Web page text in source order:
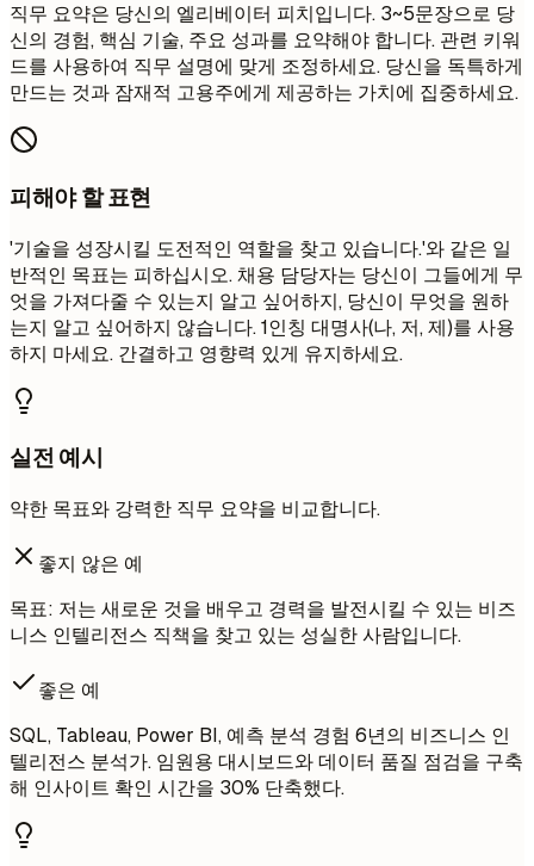
직무 요약은 당신의 엘리베이터 피치입니다. 3~5문장으로 당
신의 경험, 핵심 기술, 주요 성과를 요약해야 합니다. 관련 키워
드를 사용하여 직무 설명에 맞게 조정하세요. 당신을 독특하게
만드는 것과 잠재적 고용주에게 제공하는 가치에 집중하세요.
피해야 할 표현
'기술을 성장시킬 도전적인 역할을 찾고 있습니다.'와 같은 일
반적인 목표는 피하십시오. 채용 담당자는 당신이 그들에게 무
엇을 가져다줄 수 있는지 알고 싶어하지, 당신이 무엇을 원하
는지 알고 싶어하지 않습니다. 1인칭 대명사(나, 저, 제)를 사용
하지 마세요. 간결하고 영향력 있게 유지하세요.
실전 예시
약한 목표와 강력한 직무 요약을 비교합니다.
좋지 않은 예
목표: 저는 새로운 것을 배우고 경력을 발전시킬 수 있는 비즈
니스 인텔리전스 직책을 찾고 있는 성실한 사람입니다.
좋은 예
SQL, Tableau, Power BI, 예측 분석 경험 6년의 비즈니스 인
텔리전스 분석가. 임원용 대시보드와 데이터 품질 점검을 구축
해 인사이트 확인 시간을 30% 단축했다.